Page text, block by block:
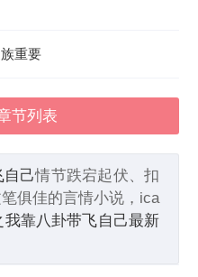
重要
节列表
自己情节跌宕起伏、扣
俱佳的言情小说，ica
我靠八卦带飞自己最新